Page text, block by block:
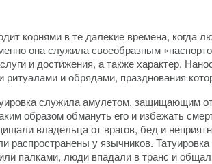
корнями в те далекие времена,
она служила своеобразным
и достижения, а также характер.
и обрядами, празднования
служила амулетом, защищающим
образом обмануть его и избежать
владельца от врагов, бед и
распространены у язычников.
палками, люди впадали в транс и